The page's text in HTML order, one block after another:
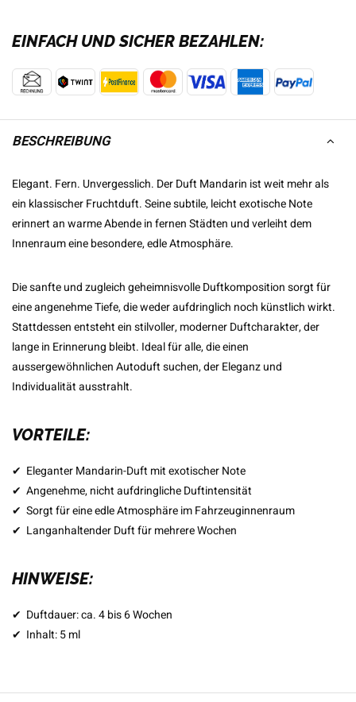
EINFACH UND SICHER BEZAHLEN:
BESCHREIBUNG
Elegant. Fern. Unvergesslich. Der Duft Mandarin ist weit mehr als
ein klassischer Fruchtduft. Seine subtile, leicht exotische Note
erinnert an warme Abende in fernen Städten und verleiht dem
Innenraum eine besondere, edle Atmosphäre.
Die sanfte und zugleich geheimnisvolle Duftkomposition sorgt für
eine angenehme Tiefe, die weder aufdringlich noch künstlich wirkt.
Stattdessen entsteht ein stilvoller, moderner Duftcharakter, der
lange in Erinnerung bleibt. Ideal für alle, die einen
aussergewöhnlichen Autoduft suchen, der Eleganz und
Individualität ausstrahlt.
VORTEILE:
✔ Eleganter Mandarin-Duft mit exotischer Note
✔ Angenehme, nicht aufdringliche Duftintensität
✔ Sorgt für eine edle Atmosphäre im Fahrzeuginnenraum
✔ Langanhaltender Duft für mehrere Wochen
HINWEISE:
✔ Duftdauer: ca. 4 bis 6 Wochen
✔ Inhalt: 5 ml